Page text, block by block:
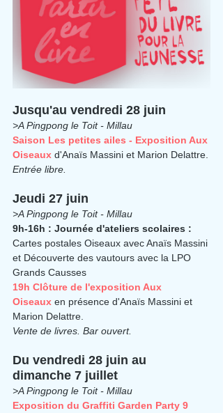
Jusqu'au vendredi 28 juin
>A Pingpong le Toit - Millau
Saison Les petites ailes - Exposition Aux
Oiseaux d'Anaïs Massini et Marion Delattre.
Entrée libre.
Jeudi 27 juin
>A Pingpong le Toit - Millau
9h-16h : Journée d'ateliers scolaires :
Cartes postales Oiseaux avec Anaïs Massini
et Découverte des vautours avec la LPO
Grands Causses
19h Clôture de l'exposition Aux
Oiseaux en présence d'Anaïs Massini et
Marion Delattre.
Vente de livres. Bar ouvert.
Du vendredi 28 juin au
dimanche 7 juillet
>A Pingpong le Toit - Millau
Exposition du Graffiti Garden Party 9